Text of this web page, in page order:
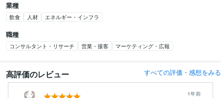
業種
飲食 人材 エネルギー・インフラ
職種
コンサルタント・リサーチ 営業・接客 マーケティング・広報
高評価のレビュー すべての評価・感想をみる
1年前